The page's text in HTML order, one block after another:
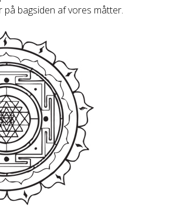
på bagsiden af vores måtter.